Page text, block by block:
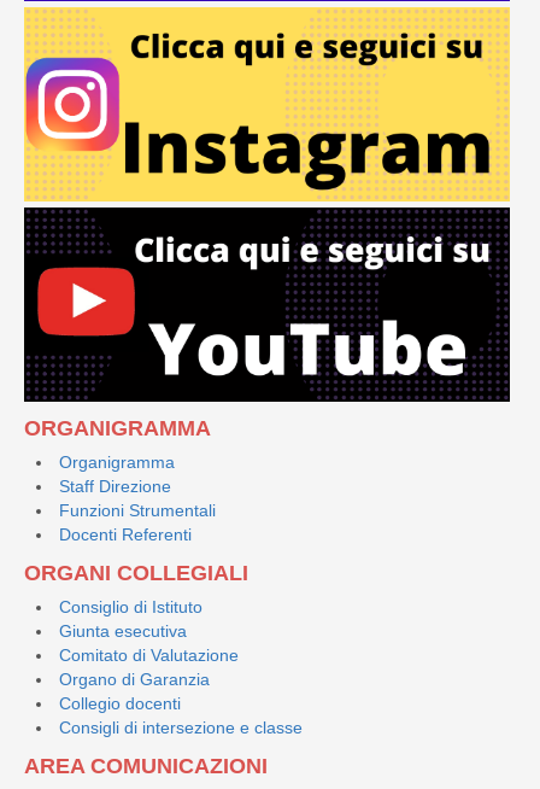
ORGANIGRAMMA
Organigramma
Staff Direzione
Funzioni Strumentali
Docenti Referenti
ORGANI COLLEGIALI
Consiglio di Istituto
Giunta esecutiva
Comitato di Valutazione
Organo di Garanzia
Collegio docenti
Consigli di intersezione e classe
AREA COMUNICAZIONI